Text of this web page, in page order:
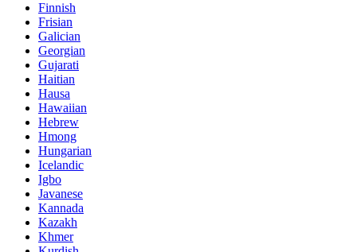
Finnish
Frisian
Galician
Georgian
Gujarati
Haitian
Hausa
Hawaiian
Hebrew
Hmong
Hungarian
Icelandic
Igbo
Javanese
Kannada
Kazakh
Khmer